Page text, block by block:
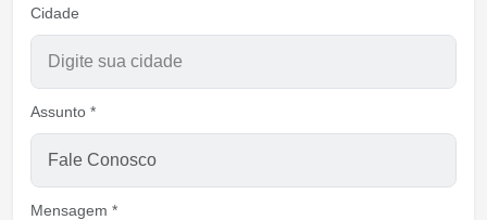
Cidade
Assunto *
Mensagem *